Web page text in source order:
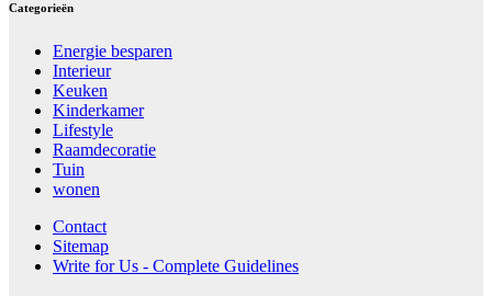
Categorieën
Energie besparen
Interieur
Keuken
Kinderkamer
Lifestyle
Raamdecoratie
Tuin
wonen
Contact
Sitemap
Write for Us - Complete Guidelines